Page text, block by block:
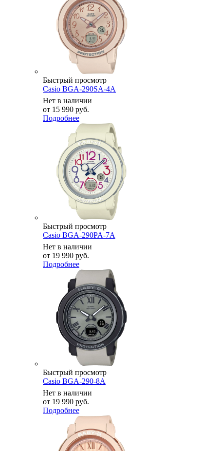
Быстрый просмотр
Casio BGA-290SA-4A
Нет в наличии
от 15 990 руб.
Подробнее
Быстрый просмотр
Casio BGA-290PA-7A
Нет в наличии
от 19 990 руб.
Подробнее
Быстрый просмотр
Casio BGA-290-8A
Нет в наличии
от 19 990 руб.
Подробнее